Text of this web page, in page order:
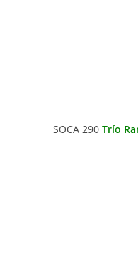
SOCA 290 Trío